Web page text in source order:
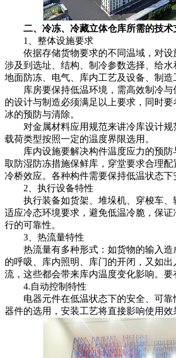
二、冷冻、冷藏立体仓库所需的技术
1、整体设施要求
依据存储货物要求的不同温域，对设
涉及到选址、结构、制冷参数选择、给
地面防冻、电气、库内工艺及设备、制造
库房要保持低温环境，需高效制冷与
的设计与制造必须满足以上要求，同时
冰的预防与清除。
对金属材料应用规范来讲冷库设计规
载荷类型按照一定的温度界限选用。
库内设施要解决构件温度应力的预防
取防湿防冻措施保鲜库，穿堂要求合理
冷桥效应。各种构件需要保持低温状态下
2、执行设备特性
执行装备如货架、堆垛机、穿梭车、
适应冷态环境要求，避免低温冷脆，保
行的可靠性。
3、热流量特性
热流量有多种形式：如货物的输入造
的呼吸、库内照明、库门的开闭，又如
流，这些都会带来库内温度变化影响。要
4.自动控制特性
电器元件在低温状态下的安全、可靠
器件的选用，安装工艺将直接影响使用效